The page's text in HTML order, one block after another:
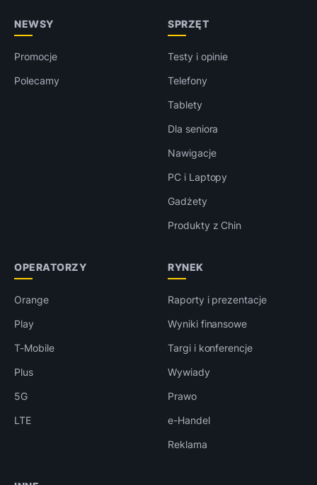
NEWSY
Promocje
Polecamy
SPRZĘT
Testy i opinie
Telefony
Tablety
Dla seniora
Nawigacje
PC i Laptopy
Gadżety
Produkty z Chin
OPERATORZY
Orange
Play
T-Mobile
Plus
5G
LTE
RYNEK
Raporty i prezentacje
Wyniki finansowe
Targi i konferencje
Wywiady
Prawo
e-Handel
Reklama